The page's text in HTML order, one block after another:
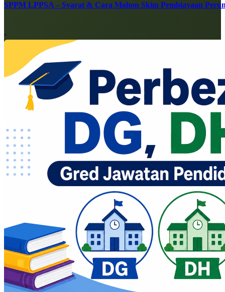
SPPM LPPSA – Syarat & Cara Mohon Skim Pembiayaan